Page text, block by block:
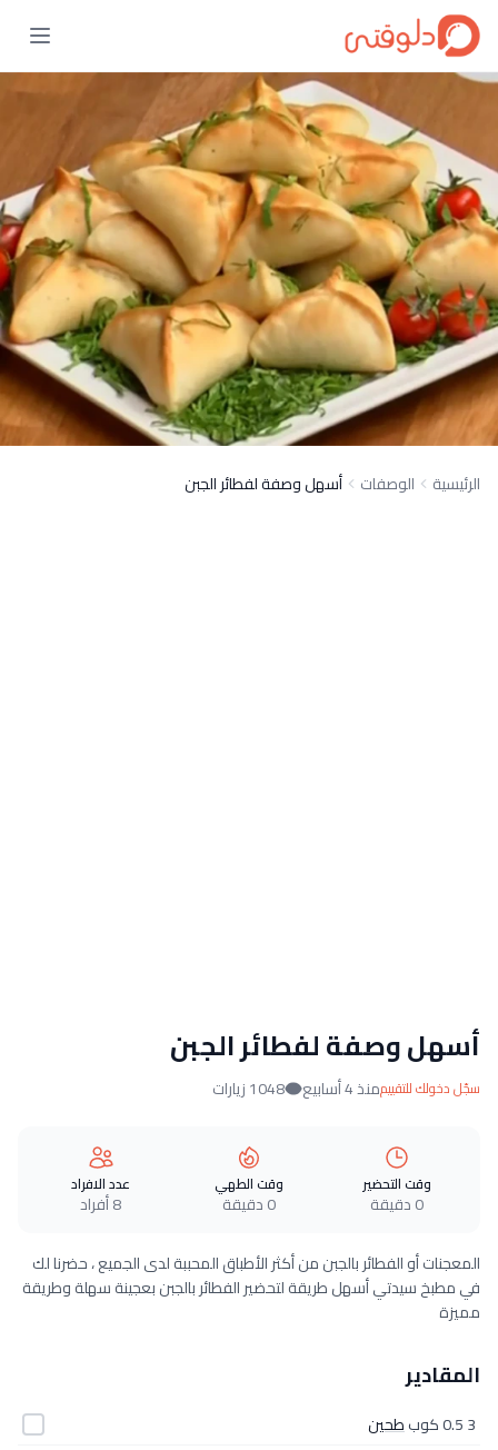
الرئيسية الوصفات أسهل وصفة لفطائر الجبن
أسهل وصفة لفطائر الجبن
سجّل دخولك للتقييممنذ 4 أسابيع 1048 زيارات
وقت التحضير
0 دقيقة
وقت الطهي
0 دقيقة
عدد الافراد
8 أفراد
المعجنات أو الفطائر بالجبن من أكثر الأطباق المحببة لدى الجميع ، حضرنا لك
في مطبخ سيدتي أسهل طريقة لتحضير الفطائر بالجبن بعجينة سهلة وطريقة
مميزة
المقادير
3 0.5 كوب
طحين